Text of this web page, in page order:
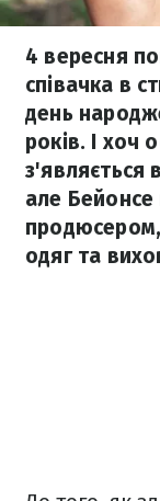
4 вересня
співачка в
день
років. І хоч
з'являється
але
продюсером,
одяг та